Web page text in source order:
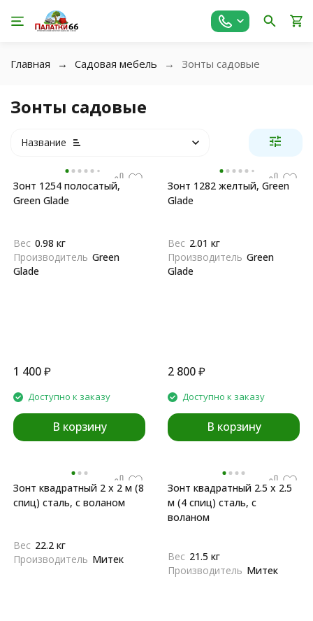
Главная Садовая мебель Зонты садовые
Зонты садовые
Название
Зонт 1254 полосатый,
Green Glade
Вес 0.98 кг
Производитель Green
Glade
1 400₽
Доступно к заказу
В корзину
Зонт 1282 желтый, Green
Glade
Вес 2.01 кг
Производитель Green
Glade
2 800₽
Доступно к заказу
В корзину
Зонт квадратный 2 х 2 м (8
спиц) сталь, с воланом
Вес 22.2 кг
Производитель Митек
Зонт квадратный 2.5 х 2.5
м (4 спиц) сталь, с
воланом
Вес 21.5 кг
Производитель Митек